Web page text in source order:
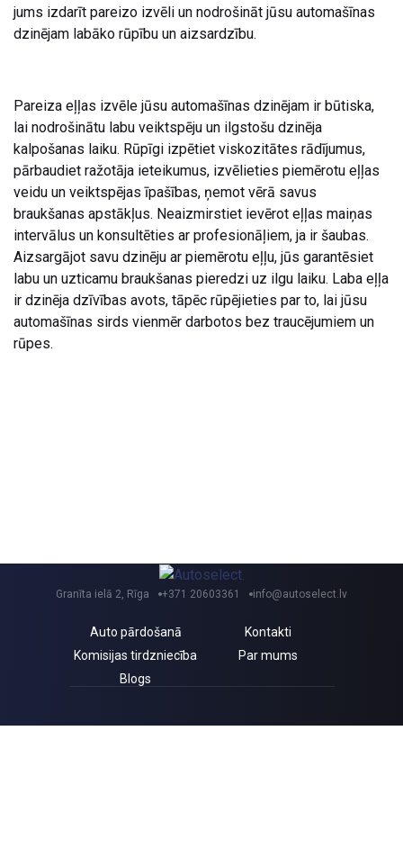
jums izdarīt pareizo izvēli un nodrošināt jūsu automašīnas
dzinējam labāko rūpību un aizsardzību.
Pareiza eļļas izvēle jūsu automašīnas dzinējam ir būtiska,
lai nodrošinātu labu veiktspēju un ilgstošu dzinēja
kalpošanas laiku. Rūpīgi izpētiet viskozitātes rādījumus,
pārbaudiet ražotāja ieteikumus, izvēlieties piemērotu eļļas
veidu un veiktspējas īpašības, ņemot vērā savus
braukšanas apstākļus. Neaizmirstiet ievērot eļļas maiņas
intervālus un konsultēties ar profesionāļiem, ja ir šaubas.
Aizsargājot savu dzinēju ar piemērotu eļļu, jūs garantēsiet
labu un uzticamu braukšanas pieredzi uz ilgu laiku. Laba eļļa
ir dzinēja dzīvības avots, tāpēc rūpējieties par to, lai jūsu
automašīnas sirds vienmēr darbotos bez traucējumiem un
rūpes.
Granīta ielā 2, Rīga +371 20603361 info@autoselect.lv
Auto pārdošanā
Kontakti
Komisijas tirdzniecība
Par mums
Blogs